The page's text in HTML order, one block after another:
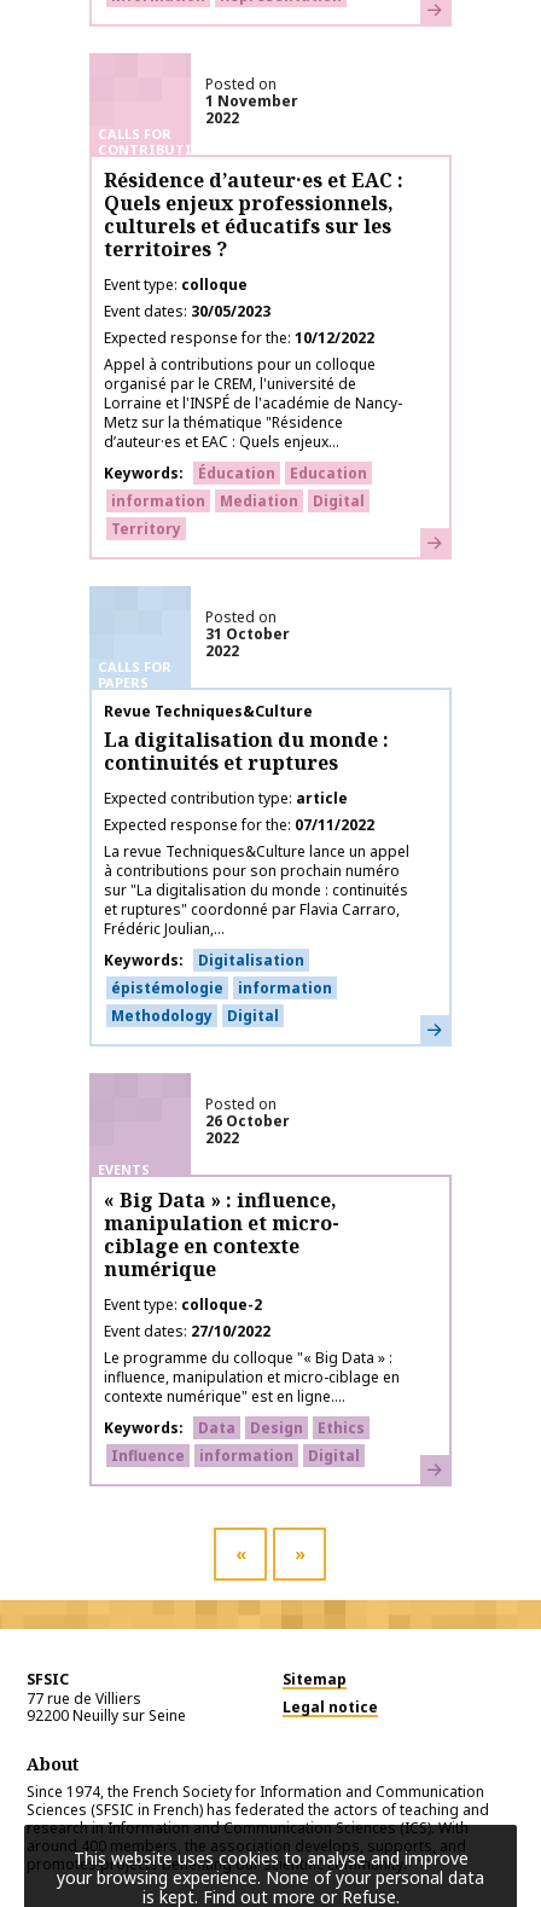
Learn more
CALLS FOR
CONTRIBUTIONS
Posted on
1 November
2022
Résidence d’auteur·es et EAC :
Quels enjeux professionnels,
culturels et éducatifs sur les
territoires ?
Event type colloque
Event dates 30/05/2023
Expected response for the 10/12/2022
Appel à contributions pour un colloque
organisé par le CREM, l'université de
Lorraine et l'INSPÉ de l'académie de Nancy-
Metz sur la thématique "Résidence
d’auteur·es et EAC : Quels enjeux...
Keywords
Éducation
Education
information
Mediation
Digital
Territory
Learn more
CALLS FOR
PAPERS
Posted on
31 October
2022
Publication name
Revue Techniques&Culture
La digitalisation du monde :
continuités et ruptures
Expected contribution type article
Expected response for the 07/11/2022
La revue Techniques&Culture lance un appel
à contributions pour son prochain numéro
sur "La digitalisation du monde : continuités
et ruptures" coordonné par Flavia Carraro,
Frédéric Joulian,...
Keywords
Digitalisation
épistémologie
information
Methodology
Digital Learn more
EVENTS
Posted on
26 October
2022
« Big Data » : influence,
manipulation et micro-
ciblage en contexte
numérique
Event type colloque-2
Event dates 27/10/2022
Le programme du colloque "« Big Data » :
influence, manipulation et micro-ciblage en
contexte numérique" est en ligne....
Keywords
Data Design
Ethics
Influence
information Digital Learn more
« »
SFSIC
77 rue de Villiers
92200Neuilly sur Seine
Sitemap
Legal notice
About
Since 1974, the French Society for Information and Communication
Sciences (SFSIC in French) has federated the actors of teaching and
research in Information and Communication Sciences (ICS). With
around 400 members, the association develops, supports, and
promotes projects benefiting our scientific community.
This website uses cookies to analyse and improve
your browsing experience. None of your personal data
is kept. Find out more or Refuse.